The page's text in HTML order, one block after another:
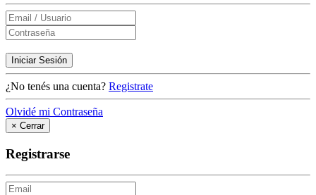
Iniciar Sesión
¿No tenés una cuenta? Registrate
Olvidé mi Contraseña
× Cerrar
Registrarse